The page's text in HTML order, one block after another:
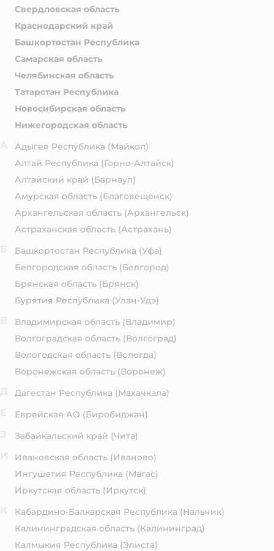
Свердловская область
Краснодарский край
Башкортостан Республика
Самарская область
Челябинская область
Татарстан Республика
Новосибирская область
Нижегородская область
Адыгея Республика (Майкоп)
Алтай Республика (Горно-Алтайск)
Алтайский край (Барнаул)
Амурская область (Благовещенск)
Архангельская область (Архангельск)
Астраханская область (Астрахань)
Башкортостан Республика (Уфа)
Белгородская область (Белгород)
Брянская область (Брянск)
Бурятия Республика (Улан-Удэ)
Владимирская область (Владимир)
Волгоградская область (Волгоград)
Вологодская область (Вологда)
Воронежская область (Воронеж)
Дагестан Республика (Махачкала)
Еврейская АО (Биробиджан)
Забайкальский край (Чита)
Ивановская область (Иваново)
Ингушетия Республика (Магас)
Иркутская область (Иркутск)
Кабардино-Балкарская Республика (Нальчик)
Калининградская область (Калининград)
Калмыкия Республика (Элиста)